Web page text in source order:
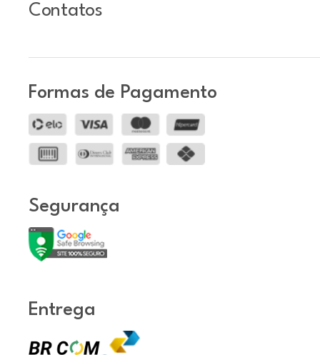
Contatos
Formas de Pagamento
Segurança
Entrega